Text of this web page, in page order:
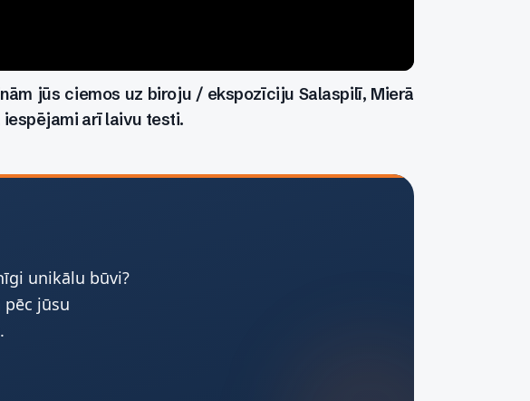
jūs ciemos uz biroju / ekspozīciju Salaspilī, Mierā
arī laivu testi.
unikālu būvi?
jūsu